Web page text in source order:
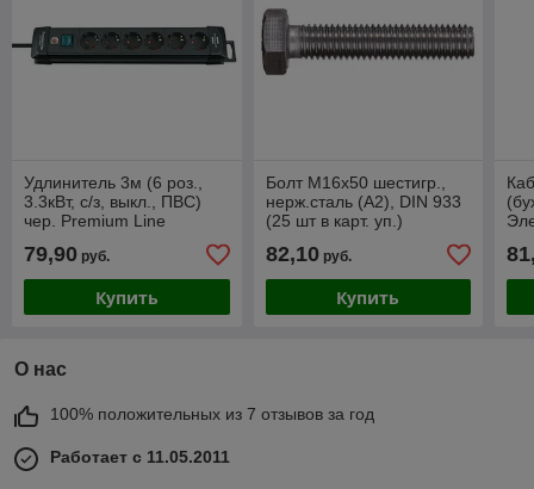
Удлинитель 3м (6 роз.,
3.3кВт, с/з, выкл., ПВС)
чер. Premium Line
(провод 3х1,5мм2, сила
тока 16А, с/з - с
79,90 руб.
Купить
Болт М16х50 шестигр.,
нерж.сталь (А2), DIN 933
(25 шт в карт. уп.)
82,10руб.
Купить
О нас
100% положительных из 7 отзывов за год
Работает с 11.05.2011